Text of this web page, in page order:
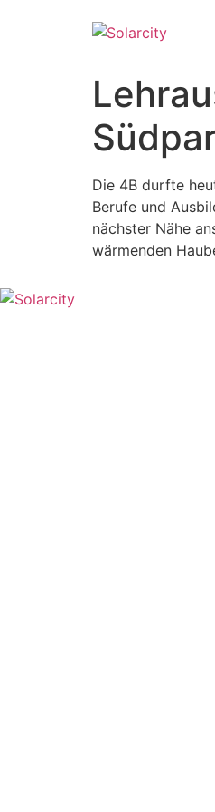
Die 4B durfte
Berufe und
nächster Nähe
wärmenden